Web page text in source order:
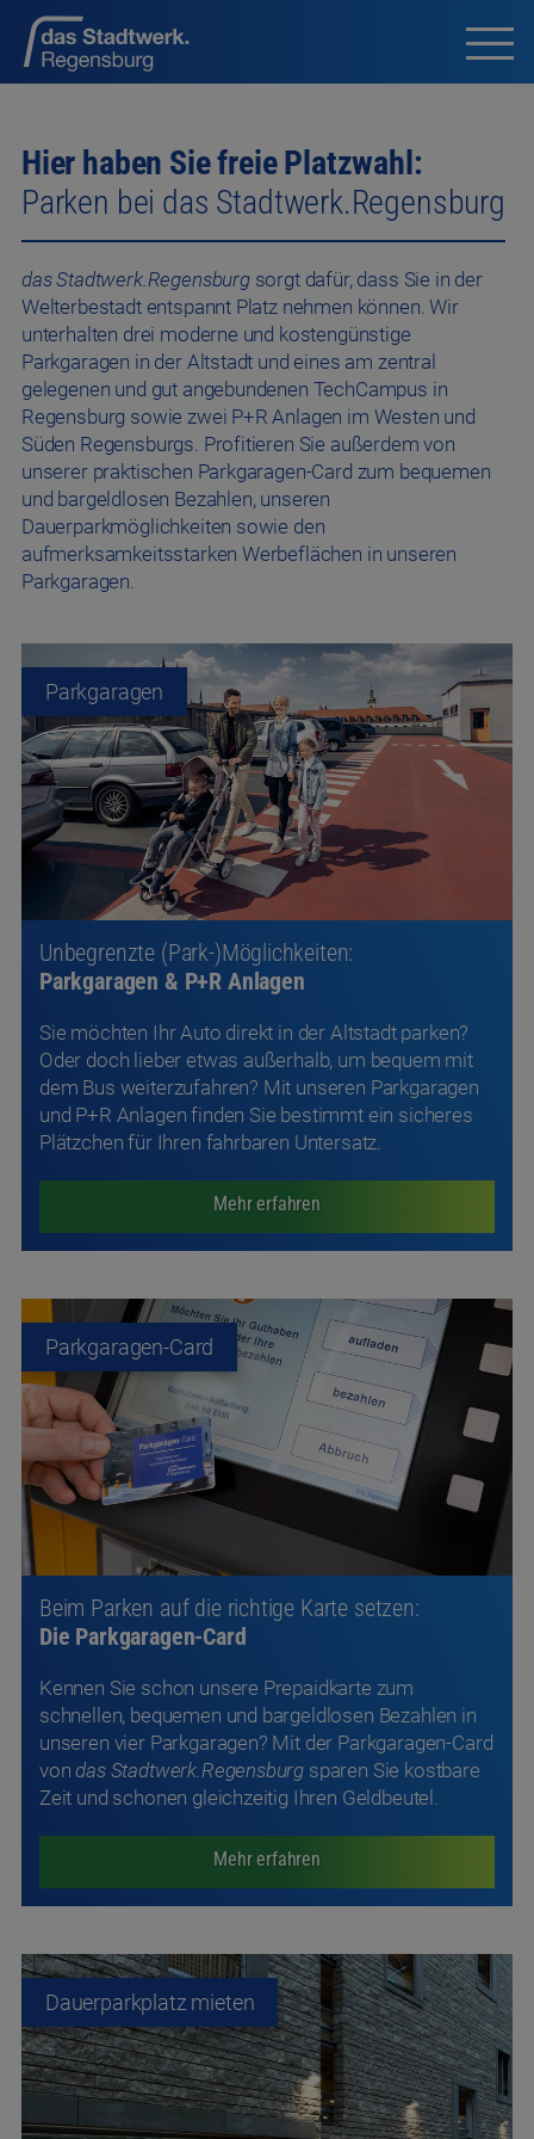
Hier haben Sie freie Platzwahl:
Parken bei das Stadtwerk.Regensburg
das Stadtwerk.Regensburgsorgt dafür, dass Sie in der
Welterbestadt entspannt Platz nehmen können. Wir
unterhalten drei moderne und kostengünstige
Parkgaragen in der Altstadt und eines am zentral
gelegenen und gut angebundenen TechCampus in
Regensburg sowie zwei P+R Anlagen im Westen und
Süden Regensburgs. Profitieren Sie außerdem von
unserer praktischen Parkgaragen-Card zum bequemen
und bargeldlosen Bezahlen, unseren
Dauerparkmöglichkeiten sowie den
aufmerksamkeitsstarken Werbeflächen in unseren
Parkgaragen.
Parkgaragen
Unbegrenzte (Park-)Möglichkeiten:
Parkgaragen & P+R Anlagen
Sie möchten Ihr Auto direkt in der Altstadt parken?
Oder doch lieber etwas außerhalb, um bequem mit
dem Bus weiterzufahren? Mit unseren Parkgaragen
und P+R Anlagen finden Sie bestimmt ein sicheres
Plätzchen für Ihren fahrbaren Untersatz.
Mehr erfahren
Parkgaragen-Card
Beim Parken auf die richtige Karte setzen:
Die Parkgaragen-Card
Kennen Sie schon unsere Prepaidkarte zum
schnellen, bequemen und bargeldlosen Bezahlen in
unseren vier Parkgaragen? Mit der Parkgaragen-Card
vondas Stadtwerk.Regensburg sparen Sie kostbare
Zeit und schonen gleichzeitig Ihren Geldbeutel.
Mehr erfahren
Dauerparkplatz mieten